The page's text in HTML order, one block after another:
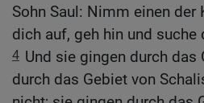
Sohn Saul: Nimm einen der
dich auf, geh hin und suche
4 Und sie gingen durch das
durch das Gebiet von